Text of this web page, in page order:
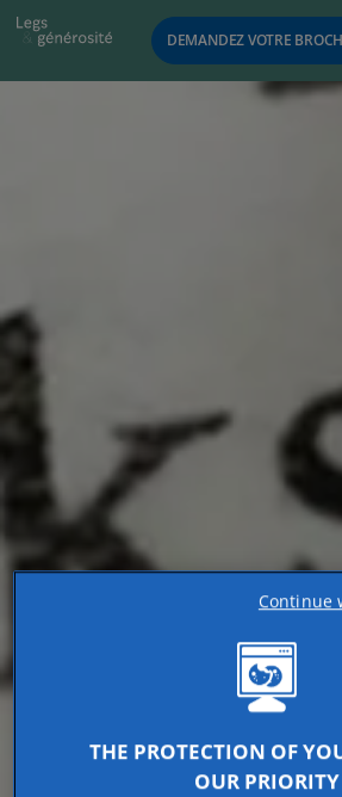
DEMANDEZ VOTRE
RETOUR
THE PROTECTION OF
OUR PRIORITY
Continue